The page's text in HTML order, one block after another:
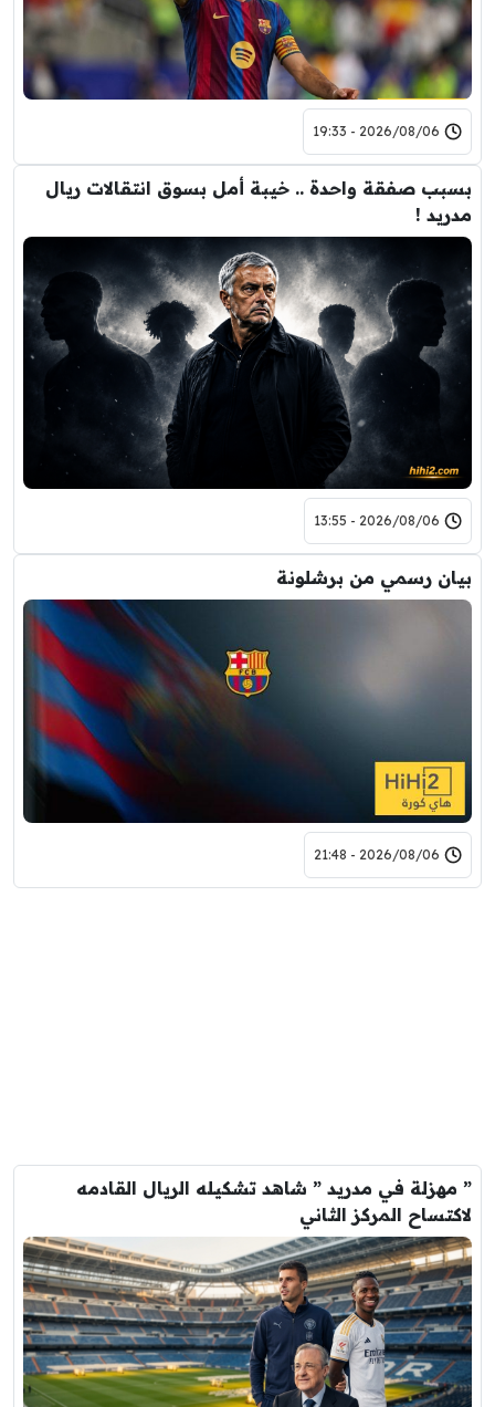
2026/08/06 - 19:33
بسبب صفقة واحدة .. خيبة أمل بسوق انتقالات ريال
مدريد !
2026/08/06 - 13:55
بيان رسمي من برشلونة
2026/08/06 - 21:48
” مهزلة في مدريد ” شاهد تشكيله الريال القادمه
لاكتساح المركز الثاني